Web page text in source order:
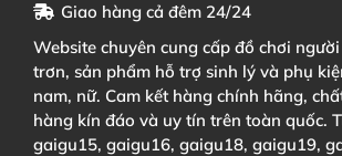
Giao hàng cả đêm 24/24
Website chuyên cung cấp đồ chơi
trơn, sản phẩm hỗ trợ sinh lý và phụ
nam, nữ. Cam kết hàng chính hãng,
hàng kín đáo và uy tín trên toàn quốc.
gaigu15, gaigu16, gaigu18, gaigu19,